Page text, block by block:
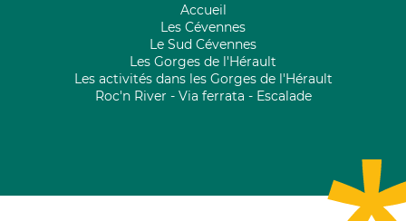
Accueil
Les Cévennes
Le Sud Cévennes
Les Gorges de l'Hérault
Les activités dans les Gorges de l'Hérault
Roc'n River - Via ferrata - Escalade